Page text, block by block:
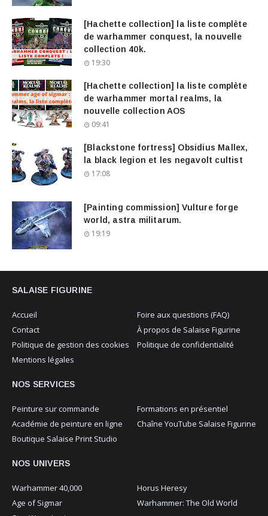
[Hachette collection] la liste complète
de warhammer conquest, la nouvelle
collection 40k.
19:30
[Hachette collection] la liste complète
de warhammer mortal realms, la
nouvelle collection AOS
09:41
[Blackstone fortress] Obsidius Mallex,
la black legion et les negavolt cultist
17:08
[Painting commission] Vulture forge
world, astra militarum.
19:19
SALAISE FIGURINE
Accueil
Foire aux questions (FAQ)
Contact
À propos de Salaise Figurine
Politique de gestion des cookies
Politique de confidentialité
Mentions légales
NOS SERVICES
Peinture sur commande
Formations en présentiel
Académie de peinture en ligne
Chaîne YouTube Salaise Figurine
Boutique Salaise Print Studio
NOS UNIVERS
Warhammer 40,000
Horus Heresy
Age of Sigmar
Warhammer: The Old World